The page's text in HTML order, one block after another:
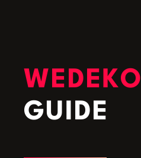
WEDEKO
GUIDE